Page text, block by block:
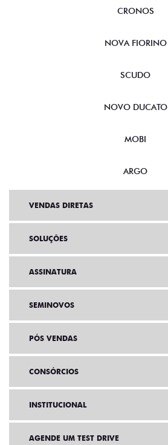
CRONOS
NOVA FIORINO
SCUDO
NOVO DUCATO
MOBI
ARGO
VENDAS DIRETAS
SOLUÇÕES
ASSINATURA
SEMINOVOS
PÓS VENDAS
CONSÓRCIOS
INSTITUCIONAL
AGENDE UM TEST DRIVE